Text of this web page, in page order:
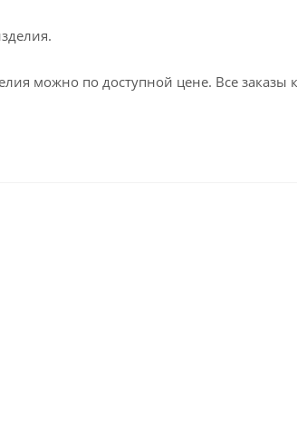
можно по доступной цене. Все заказы